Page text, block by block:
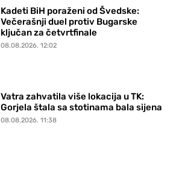
Kadeti BiH poraženi od Švedske:
Večerašnji duel protiv Bugarske
ključan za četvrtfinale
08.08.2026. 12:02
Vatra zahvatila više lokacija u TK:
Gorjela štala sa stotinama bala sijena
08.08.2026. 11:38